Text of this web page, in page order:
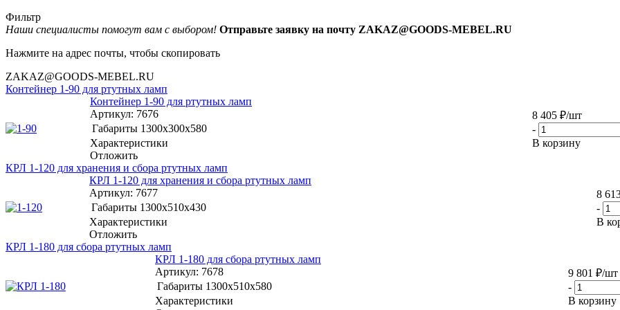
Фильтр
Наши специалисты помогут вам с выбором! Отправьте заявку на почту ZAKAZ@GOODS-MEBEL.RU
Нажмите на адрес почты, чтобы скопировать
ZAKAZ@GOODS-MEBEL.RU
Контейнер 1-90 для ртутных ламп
Контейнер 1-90 для ртутных ламп
Артикул: 7676
Габариты 1300x300x580
Характеристики
Отложить
8 405 ₽/шт
-
В корзину
КРЛ 1-120 для хранения и сбора ртутных ламп
КРЛ 1-120 для хранения и сбора ртутных ламп
Артикул: 7677
Габариты 1300x510x430
Характеристики
Отложить
8
-
В
КРЛ 1-180 для сбора ртутных ламп
КРЛ 1-180 для сбора ртутных ламп
Артикул: 7678
Габариты 1300x510x580
Характеристики
9 801 ₽/шт
-
В корзину